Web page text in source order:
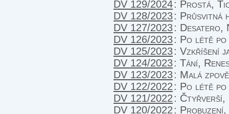
DV 129/2024: Prostá,
DV 128/2023: Průsvitná
DV 127/2023: Desatero,
DV 126/2023: Po létě
DV 125/2023: Vzkříšení
DV 124/2023: Tání,
DV 123/2023: Malá
DV 122/2022: Po létě
DV 121/2022: Čtyřverší,
DV 120/2022: Probuzení,